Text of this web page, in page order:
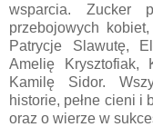
wsparcia. Zucker
przebojowych
Patrycje Slawutę,
Amelię Krysztofiak,
Kamilę Sidor.
historie, pełne cieni i
oraz o wierze w